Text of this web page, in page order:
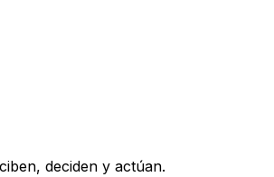
deciden y actúan.